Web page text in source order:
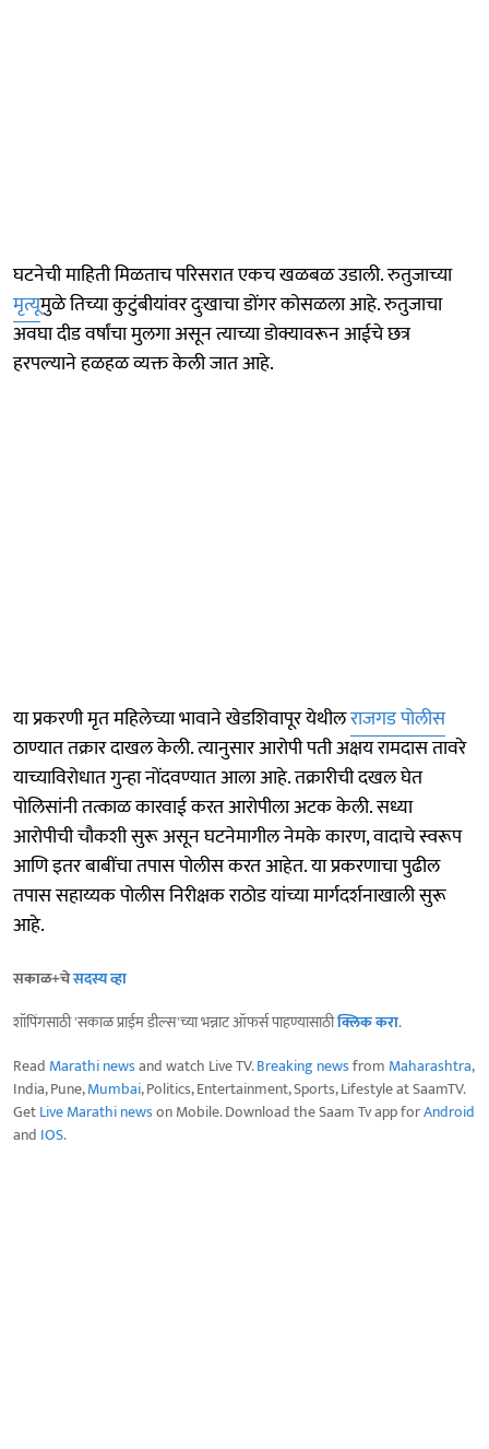
घटनेची माहिती मिळताच परिसरात एकच खळबळ उडाली. रुतुजाच्या
मृत्यूमुळे तिच्या कुटुंबीयांवर दुःखाचा डोंगर कोसळला आहे. रुतुजाचा
अवघा दीड वर्षांचा मुलगा असून त्याच्या डोक्यावरून आईचे छत्र
हरपल्याने हळहळ व्यक्त केली जात आहे.
या प्रकरणी मृत महिलेच्या भावाने खेडशिवापूर येथीलराजगड पोलीस
ठाण्यात तक्रार दाखल केली. त्यानुसार आरोपी पती अक्षय रामदास तावरे
याच्याविरोधात गुन्हा नोंदवण्यात आला आहे. तक्रारीची दखल घेत
पोलिसांनी तत्काळ कारवाई करत आरोपीला अटक केली. सध्या
आरोपीची चौकशी सुरू असून घटनेमागील नेमके कारण, वादाचे स्वरूप
आणि इतर बाबींचा तपास पोलीस करत आहेत. या प्रकरणाचा पुढील
तपास सहाय्यक पोलीस निरीक्षक राठोड यांच्या मार्गदर्शनाखाली सुरू
आहे.
सकाळ+चेसदस्य व्हा
शॉपिंगसाठी 'सकाळ प्राईम डील्स'च्या भन्नाट ऑफर्स पाहण्यासाठीक्लिक करा.
Read Marathi newsand watch Live TV.Breaking newsfrom Maharashtra,
India, Pune,Mumbai, Politics, Entertainment, Sports, Lifestyle at SaamTV.
GetLive Marathi newson Mobile. Download the Saam Tv app forAndroid
and IOS.